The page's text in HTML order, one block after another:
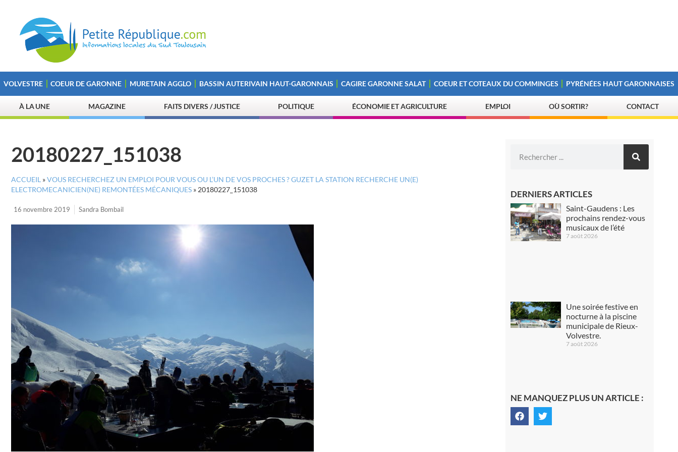
VOLVESTRE COEUR DE GARONNE MURETAIN AGGLO BASSIN AUTERIVAIN HAUT-GARONNAIS CAGIRE GARONNE SALAT COEUR ET COTEAUX DU COMMINGES PYRÉNÉES HAUT GARONNAISES
À LA UNE MAGAZINE FAITS DIVERS / JUSTICE POLITIQUE ÉCONOMIE ET AGRICULTURE EMPLOI OÙ SORTIR? CONTACT
20180227_151038
ACCUEIL »VOUS RECHERCHEZ UN EMPLOI POUR VOUS OU L’UN DE VOS PROCHES ? GUZET LA STATION RECHERCHE UN(E)
ELECTROMECANICIEN(NE) REMONTÉES MÉCANIQUES » 20180227_151038
16 novembre 2019 Sandra Bombail
DERNIERS ARTICLES
Saint-Gaudens : Les
prochains rendez-vous
musicaux de l’été
7 août 2026
Une soirée festive en
nocturne à la piscine
municipale de Rieux-
Volvestre.
7 août 2026
NE MANQUEZ PLUS UN ARTICLE :